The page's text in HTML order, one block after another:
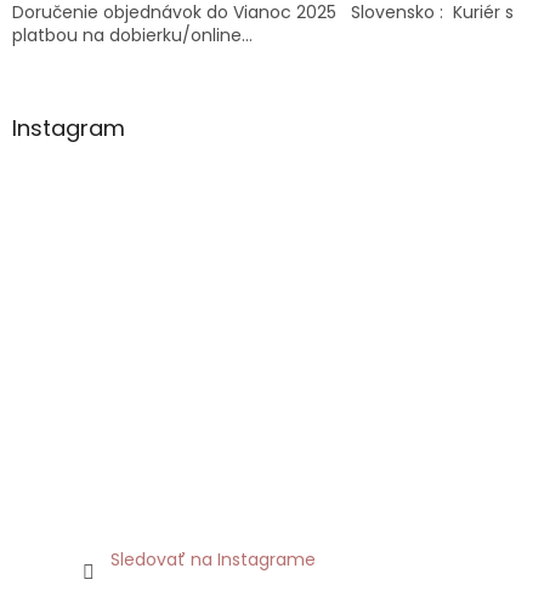
Doručenie objednávok do Vianoc 2025 Slovensko : Kuriér s
platbou na dobierku/online...
Instagram
Sledovať na Instagrame